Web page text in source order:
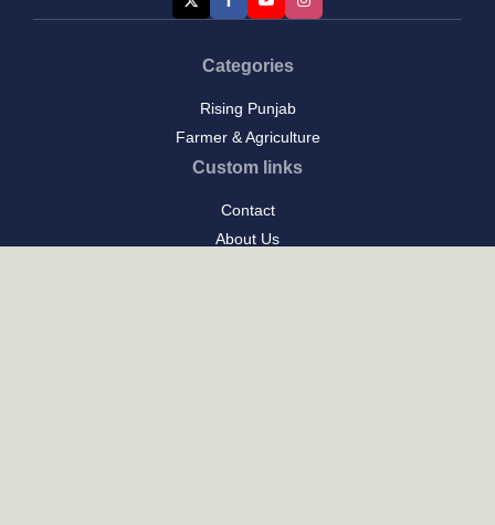
ਭਲੇ ਦਿਨਾਂ ਦੀਆਂ ਗੱਲਾਂ-(1)
Categories
Rising Punjab
Farmer & Agriculture
Custom links
Contact
About Us